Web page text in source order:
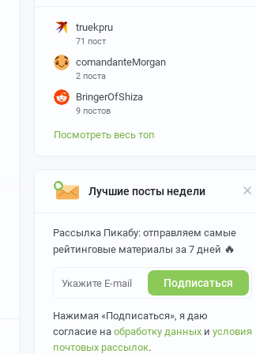
truekpru
71 пост
comandanteMorgan
2 поста
BringerOfShiza
9 постов
Посмотреть весь топ
Лучшие посты недели
Рассылка Пикабу: отправляем самые
рейтинговые материалы за 7 дней 🔥
Подписаться
Нажимая «Подписаться», я даю
согласие на обработку данных и условия
почтовых рассылок.